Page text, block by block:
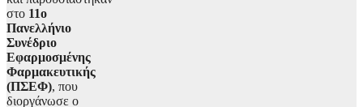
στο 11ο
Πανελλήνιο
Συνέδριο
Εφαρμοσμένης
Φαρμακευτικής
(ΠΣΕΦ), που
διοργάνωσε ο